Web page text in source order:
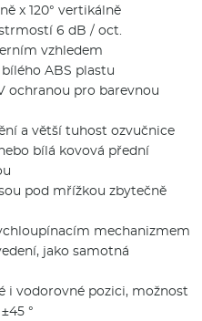
x 120° vertikálně
6 dB / oct.
vzhledem
ABS plastu
ochranou pro barevnou
a větší tuhost ozvučnice
bílá kovová přední
pod mřížkou zbytečně
mechanizmem
jako samotná
i vodorovné pozici, možnost
°